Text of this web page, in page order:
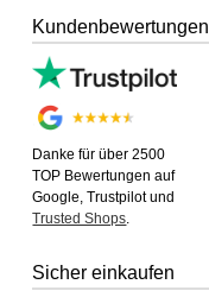
Kundenbewertungen
Danke für über 2500
TOP Bewertungen auf
Google, Trustpilot und
Trusted Shops.
Sicher einkaufen